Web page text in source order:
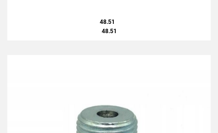
48.51
48.51